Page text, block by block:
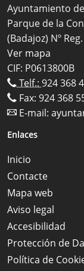
Ayuntamiento
Parque de la
(Badajoz) Nº
Ver mapa
CIF: P0613800B
Telf.: 924 368
Fax: 924 368
E-mail:
Enlaces
Inicio
Contacte
Mapa web
Aviso legal
Accesibilidad
Protección de
Política de